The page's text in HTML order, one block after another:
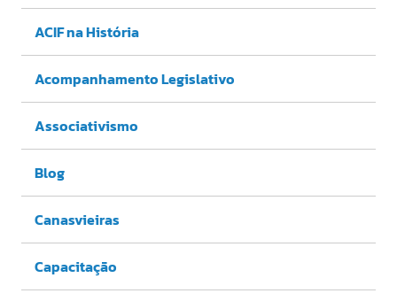
ACIF na História
Acompanhamento Legislativo
Associativismo
Blog
Canasvieiras
Capacitação